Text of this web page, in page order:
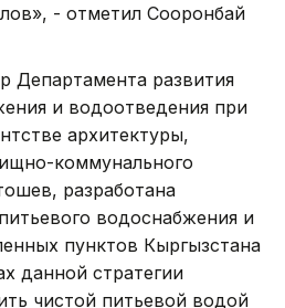
- отметил Сооронбай
Департамента развития
и водоотведения при
архитектуры,
коммунального
разработана
водоснабжения и
пунктов Кыргызстана
данной стратегии
чистой питьевой водой